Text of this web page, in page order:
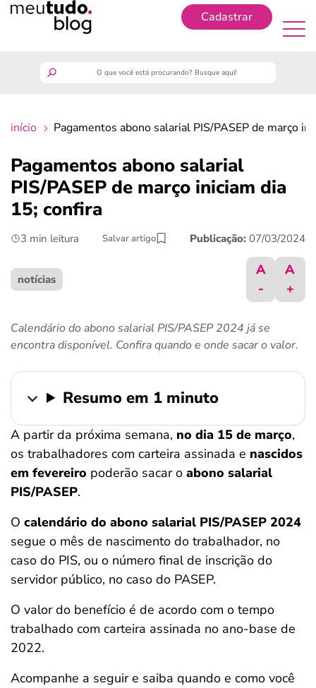
Cadastrar
finanças
benefícios
últimas notícias
ferramentas
início Pagamentos abono salarial PIS/PASEP de março
Pagamentos abono salarial
PIS/PASEP de março iniciam dia
15; confira
3 min leitura Salvar artigo Publicação: 07/03/2024
notícias
A
-
A
+
Calendário do abono salarial PIS/PASEP 2024 já se
encontra disponível. Confira quando e onde sacar o valor.
Resumo em 1 minuto
A partir da próxima semana, no dia 15 de março,
os trabalhadores com carteira assinada e nascidos
em fevereiro poderão sacar o abono salarial
PIS/PASEP.
O calendário do abono salarial PIS/PASEP 2024
segue o mês de nascimento do trabalhador, no
caso do PIS, ou o número final de inscrição do
servidor público, no caso do PASEP.
O valor do benefício é de acordo com o tempo
trabalhado com carteira assinada no ano-base de
2022.
Acompanhe a seguir e saiba quando e como você